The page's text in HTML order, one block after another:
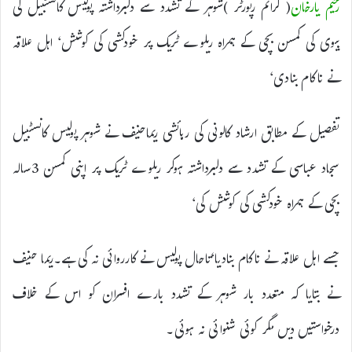
رحیم یارخان( کرائم رپورٹر )شوہر کے تشدد سے دلبرداشتہ پولیس کانسٹبیل کی
بیوی کی کمسن بچی کے ہمراہ ریلوے ٹریک پر خودکشی کی کوشش‘ اہل علاقہ
نے ناکام بنادی‘
تفصیل کے مطابق ارشاد کالونی کی رہائشی ریماحنیف نے شوہر پولیس کانسٹبیل
سجاد عباسی کے تشدد سے دلبرداشتہ ہوکر ریلوے ٹریک پر اپنی کمسن 3سالہ
بچی کے ہمراہ خودکشی کی کوشش کی‘
جسے اہل علاقہ نے ناکام بنادیا‘تاحال پولیس نے کارروائی نہ کی ہے۔ریما حنیف
نے بتایا کہ متعدد بار شوہر کے تشدد بارے افسران کو اس کے خلاف
درخواستیں دیں مگر کوئی شنوائی نہ ہوئی۔